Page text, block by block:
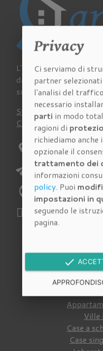
L'Agenzia Immobiliare
da sempre di
su tutto il territorio
Stima
Chi siamo
Contatti
Virtual Tour
location_on Indirizzo:Via
send E-mail:
phone Telefono:055
WhatsApp:329
Cerca tra gli
agenzia
Ville
Case a
Case
Privacy
Ci serviamo di
partner
l'analisi del
necessario
parti in modo
ragioni di
richiediamo
opzionale il
trattamento dei
informazioni
policy. Puoi
impostazioni in
seguendo le
pagina.
done